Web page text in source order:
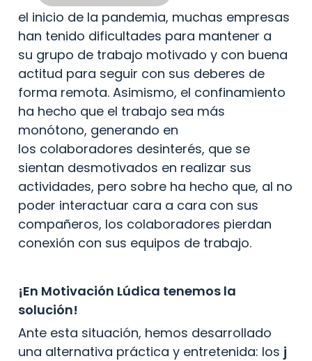
el inicio de la pandemia, muchas empresas
han tenido dificultades para mantener a
su grupo de trabajo motivado y con buena
actitud para seguir con sus deberes de
forma remota. Asimismo, el confinamiento
ha hecho que el trabajo sea más
monótono, generando en
los colaboradores desinterés, que se
sientan desmotivados en realizar sus
actividades, pero sobre ha hecho que, al no
poder interactuar cara a cara con sus
compañeros, los colaboradores pierdan
conexión con sus equipos de trabajo.
¡En Motivación Lúdica tenemos la
solución!
Ante esta situación, hemos desarrollado
una alternativa práctica y entretenida: los j